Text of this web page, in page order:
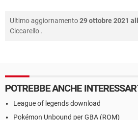
Ultimo aggiornamento29 ottobre 2021
Ciccarello .
POTREBBE ANCHE
League of legends download
Pokémon Unbound per GBA (ROM)